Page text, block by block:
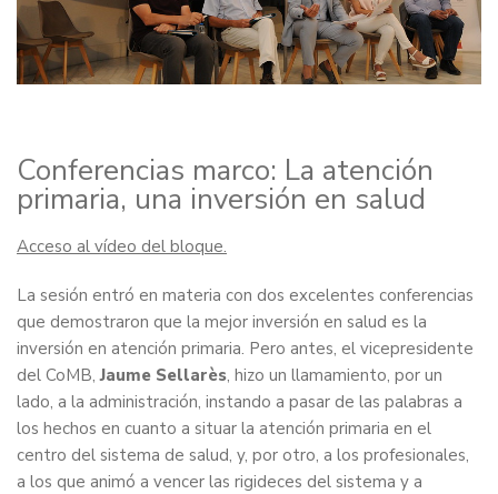
Conferencias marco: La atención
primaria, una inversión en salud
Acceso al vídeo del bloque.
La sesión entró en materia con dos excelentes conferencias
que demostraron que la mejor inversión en salud es la
inversión en atención primaria. Pero antes, el vicepresidente
del CoMB, Jaume Sellarès, hizo un llamamiento, por un
lado, a la administración, instando a pasar de las palabras a
los hechos en cuanto a situar la atención primaria en el
centro del sistema de salud, y, por otro, a los profesionales,
a los que animó a vencer las rigideces del sistema y a